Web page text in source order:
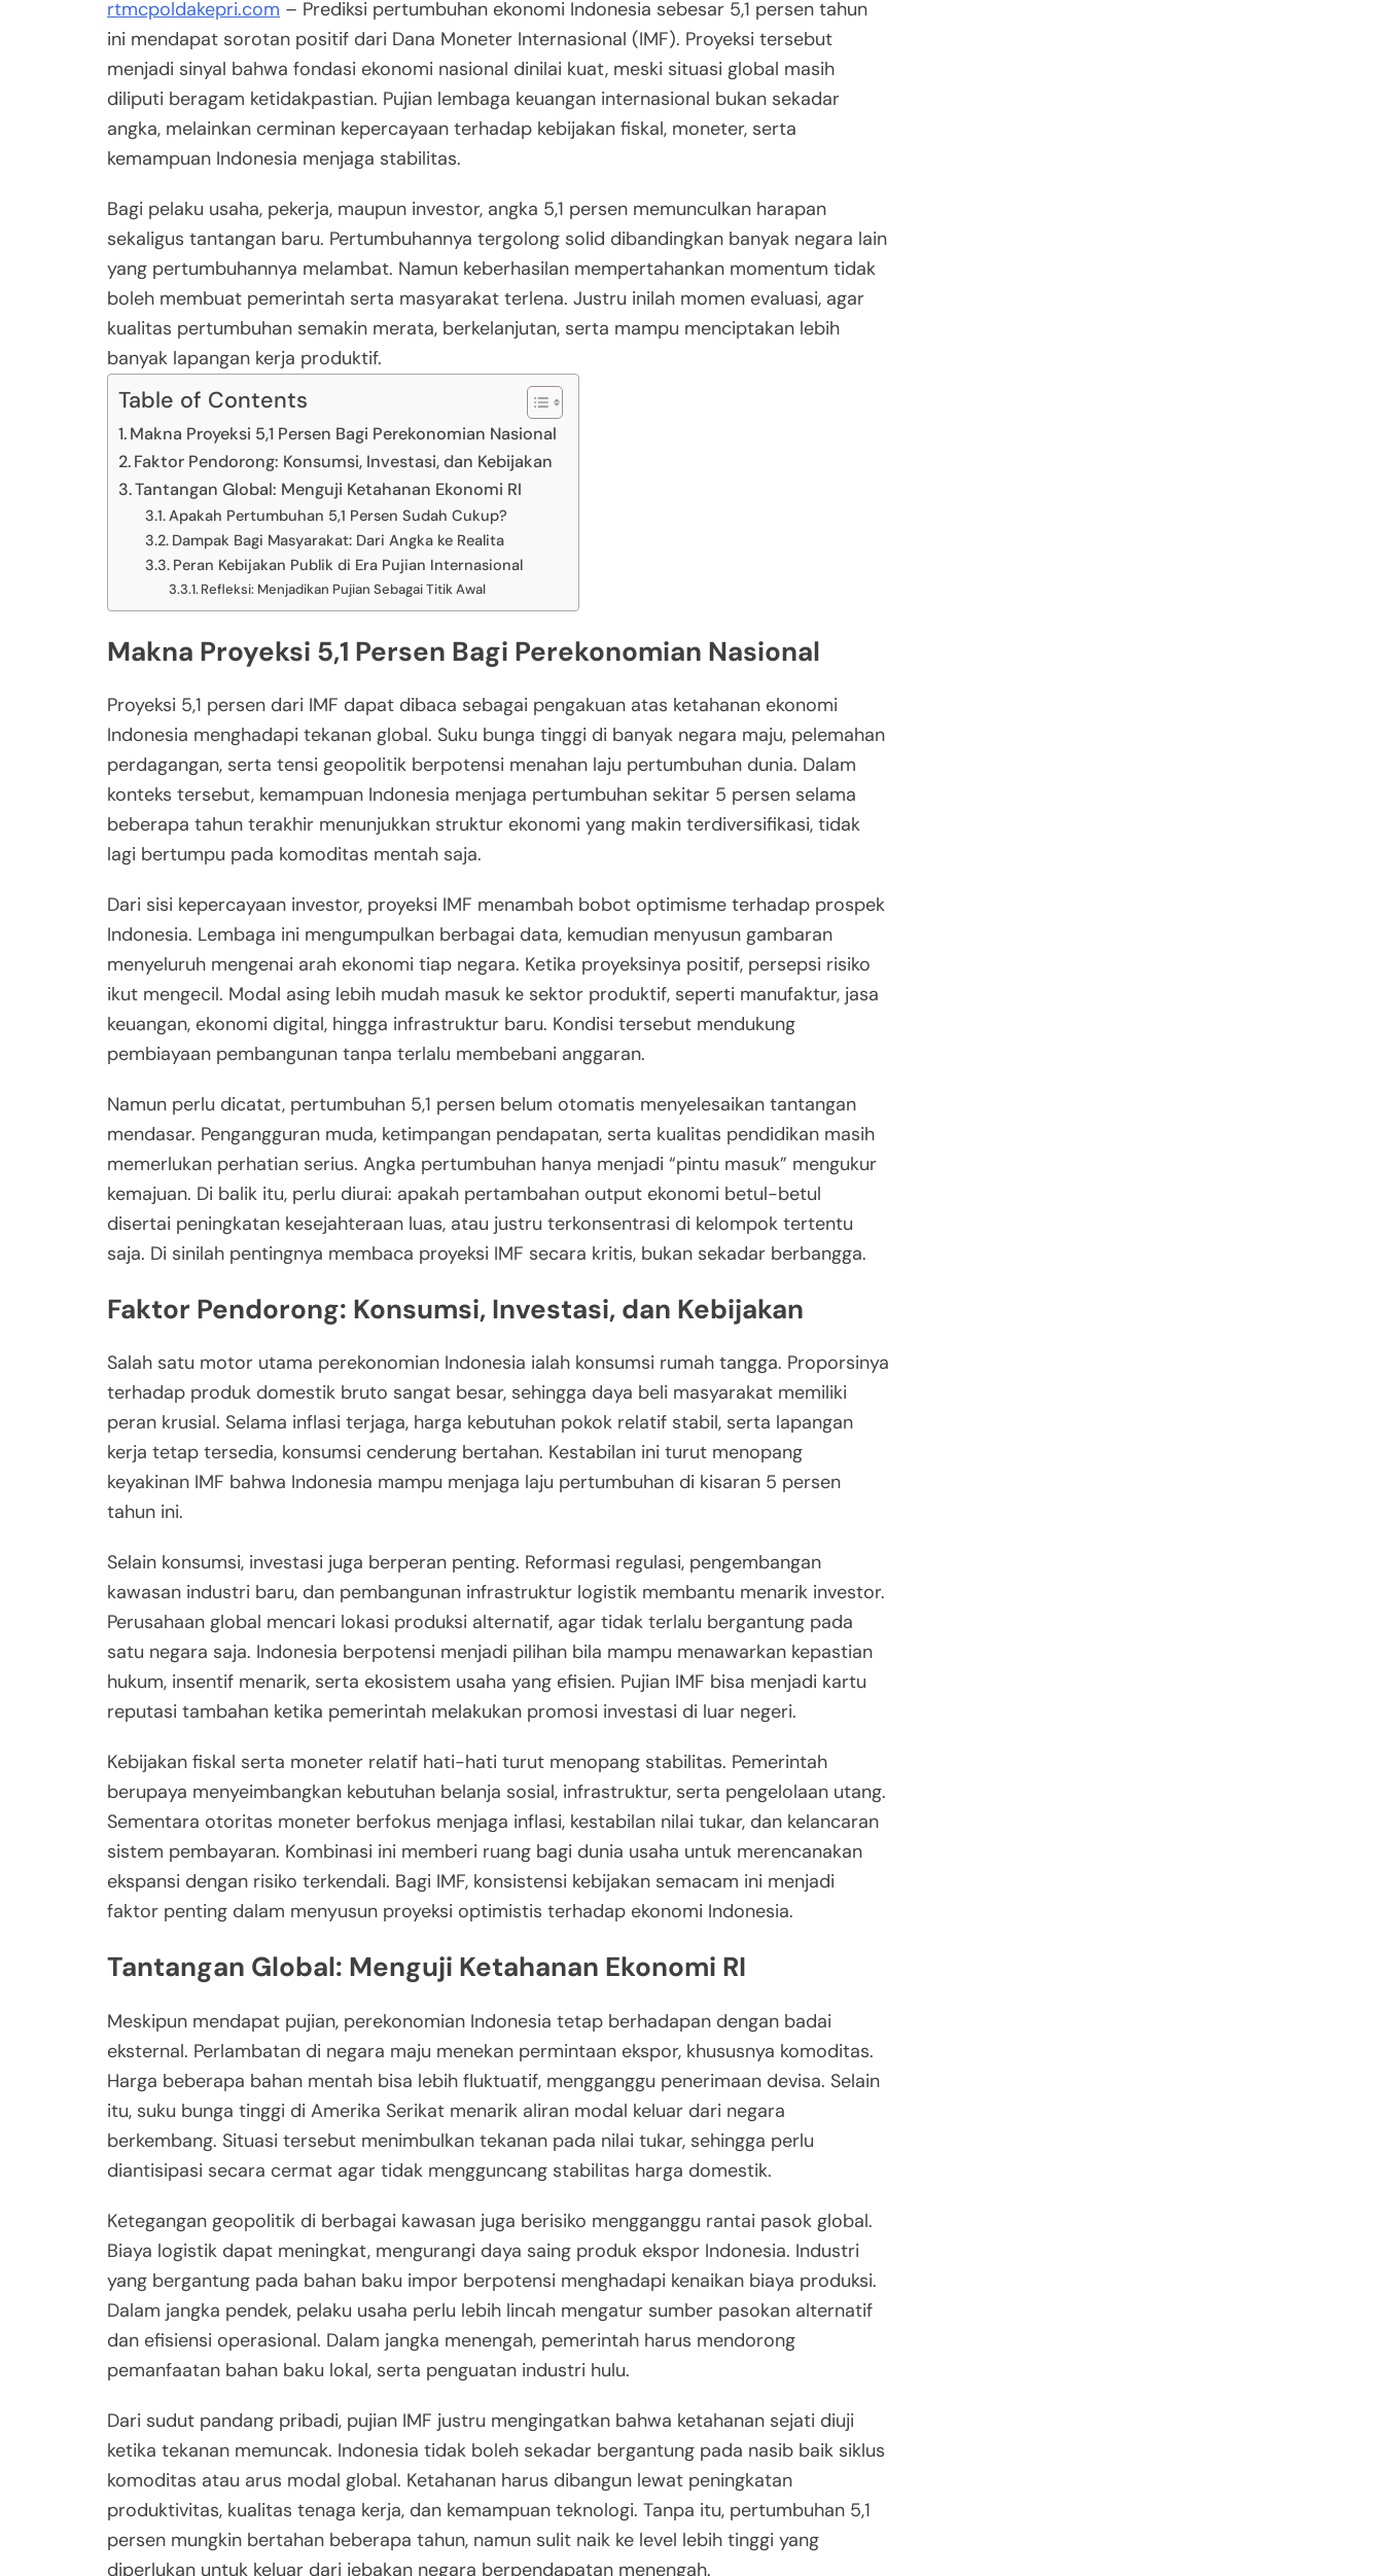
rtmcpoldakepri.com – Prediksi pertumbuhan ekonomi Indonesia sebesar 5,1 persen tahun
ini mendapat sorotan positif dari Dana Moneter Internasional (IMF). Proyeksi tersebut
menjadi sinyal bahwa fondasi ekonomi nasional dinilai kuat, meski situasi global masih
diliputi beragam ketidakpastian. Pujian lembaga keuangan internasional bukan sekadar
angka, melainkan cerminan kepercayaan terhadap kebijakan fiskal, moneter, serta
kemampuan Indonesia menjaga stabilitas.
Bagi pelaku usaha, pekerja, maupun investor, angka 5,1 persen memunculkan harapan
sekaligus tantangan baru. Pertumbuhannya tergolong solid dibandingkan banyak negara lain
yang pertumbuhannya melambat. Namun keberhasilan mempertahankan momentum tidak
boleh membuat pemerintah serta masyarakat terlena. Justru inilah momen evaluasi, agar
kualitas pertumbuhan semakin merata, berkelanjutan, serta mampu menciptakan lebih
banyak lapangan kerja produktif.
Table of Contents
Makna Proyeksi 5,1 Persen Bagi Perekonomian Nasional
Faktor Pendorong: Konsumsi, Investasi, dan Kebijakan
Tantangan Global: Menguji Ketahanan Ekonomi RI
Apakah Pertumbuhan 5,1 Persen Sudah Cukup?
Dampak Bagi Masyarakat: Dari Angka ke Realita
Peran Kebijakan Publik di Era Pujian Internasional
Refleksi: Menjadikan Pujian Sebagai Titik Awal
Makna Proyeksi 5,1 Persen Bagi Perekonomian Nasional
Proyeksi 5,1 persen dari IMF dapat dibaca sebagai pengakuan atas ketahanan ekonomi
Indonesia menghadapi tekanan global. Suku bunga tinggi di banyak negara maju, pelemahan
perdagangan, serta tensi geopolitik berpotensi menahan laju pertumbuhan dunia. Dalam
konteks tersebut, kemampuan Indonesia menjaga pertumbuhan sekitar 5 persen selama
beberapa tahun terakhir menunjukkan struktur ekonomi yang makin terdiversifikasi, tidak
lagi bertumpu pada komoditas mentah saja.
Dari sisi kepercayaan investor, proyeksi IMF menambah bobot optimisme terhadap prospek
Indonesia. Lembaga ini mengumpulkan berbagai data, kemudian menyusun gambaran
menyeluruh mengenai arah ekonomi tiap negara. Ketika proyeksinya positif, persepsi risiko
ikut mengecil. Modal asing lebih mudah masuk ke sektor produktif, seperti manufaktur, jasa
keuangan, ekonomi digital, hingga infrastruktur baru. Kondisi tersebut mendukung
pembiayaan pembangunan tanpa terlalu membebani anggaran.
Namun perlu dicatat, pertumbuhan 5,1 persen belum otomatis menyelesaikan tantangan
mendasar. Pengangguran muda, ketimpangan pendapatan, serta kualitas pendidikan masih
memerlukan perhatian serius. Angka pertumbuhan hanya menjadi “pintu masuk” mengukur
kemajuan. Di balik itu, perlu diurai: apakah pertambahan output ekonomi betul-betul
disertai peningkatan kesejahteraan luas, atau justru terkonsentrasi di kelompok tertentu
saja. Di sinilah pentingnya membaca proyeksi IMF secara kritis, bukan sekadar berbangga.
Faktor Pendorong: Konsumsi, Investasi, dan Kebijakan
Salah satu motor utama perekonomian Indonesia ialah konsumsi rumah tangga. Proporsinya
terhadap produk domestik bruto sangat besar, sehingga daya beli masyarakat memiliki
peran krusial. Selama inflasi terjaga, harga kebutuhan pokok relatif stabil, serta lapangan
kerja tetap tersedia, konsumsi cenderung bertahan. Kestabilan ini turut menopang
keyakinan IMF bahwa Indonesia mampu menjaga laju pertumbuhan di kisaran 5 persen
tahun ini.
Selain konsumsi, investasi juga berperan penting. Reformasi regulasi, pengembangan
kawasan industri baru, dan pembangunan infrastruktur logistik membantu menarik investor.
Perusahaan global mencari lokasi produksi alternatif, agar tidak terlalu bergantung pada
satu negara saja. Indonesia berpotensi menjadi pilihan bila mampu menawarkan kepastian
hukum, insentif menarik, serta ekosistem usaha yang efisien. Pujian IMF bisa menjadi kartu
reputasi tambahan ketika pemerintah melakukan promosi investasi di luar negeri.
Kebijakan fiskal serta moneter relatif hati-hati turut menopang stabilitas. Pemerintah
berupaya menyeimbangkan kebutuhan belanja sosial, infrastruktur, serta pengelolaan utang.
Sementara otoritas moneter berfokus menjaga inflasi, kestabilan nilai tukar, dan kelancaran
sistem pembayaran. Kombinasi ini memberi ruang bagi dunia usaha untuk merencanakan
ekspansi dengan risiko terkendali. Bagi IMF, konsistensi kebijakan semacam ini menjadi
faktor penting dalam menyusun proyeksi optimistis terhadap ekonomi Indonesia.
Tantangan Global: Menguji Ketahanan Ekonomi RI
Meskipun mendapat pujian, perekonomian Indonesia tetap berhadapan dengan badai
eksternal. Perlambatan di negara maju menekan permintaan ekspor, khususnya komoditas.
Harga beberapa bahan mentah bisa lebih fluktuatif, mengganggu penerimaan devisa. Selain
itu, suku bunga tinggi di Amerika Serikat menarik aliran modal keluar dari negara
berkembang. Situasi tersebut menimbulkan tekanan pada nilai tukar, sehingga perlu
diantisipasi secara cermat agar tidak mengguncang stabilitas harga domestik.
Ketegangan geopolitik di berbagai kawasan juga berisiko mengganggu rantai pasok global.
Biaya logistik dapat meningkat, mengurangi daya saing produk ekspor Indonesia. Industri
yang bergantung pada bahan baku impor berpotensi menghadapi kenaikan biaya produksi.
Dalam jangka pendek, pelaku usaha perlu lebih lincah mengatur sumber pasokan alternatif
dan efisiensi operasional. Dalam jangka menengah, pemerintah harus mendorong
pemanfaatan bahan baku lokal, serta penguatan industri hulu.
Dari sudut pandang pribadi, pujian IMF justru mengingatkan bahwa ketahanan sejati diuji
ketika tekanan memuncak. Indonesia tidak boleh sekadar bergantung pada nasib baik siklus
komoditas atau arus modal global. Ketahanan harus dibangun lewat peningkatan
produktivitas, kualitas tenaga kerja, dan kemampuan teknologi. Tanpa itu, pertumbuhan 5,1
persen mungkin bertahan beberapa tahun, namun sulit naik ke level lebih tinggi yang
diperlukan untuk keluar dari jebakan negara berpendapatan menengah.